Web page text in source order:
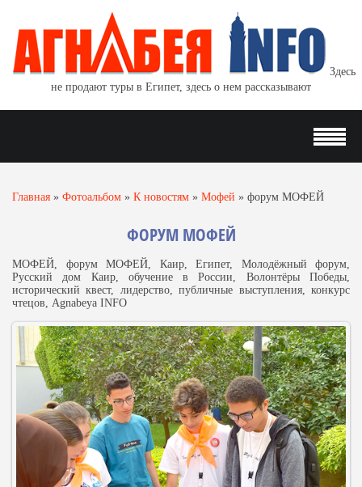
Здесь
не продают туры в Египет, здесь о нем рассказывают
Главная » Фотоальбом » К новостям » Мофей » форум МОФЕЙ
ФОРУМ МОФЕЙ
МОФЕЙ, форум МОФЕЙ, Каир, Египет, Молодёжный форум,
Русский дом Каир, обучение в России, Волонтёры Победы,
исторический квест, лидерство, публичные выступления, конкурс
чтецов, Agnabeya INFO